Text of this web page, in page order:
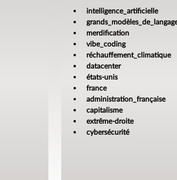
intelligence_artificielle
merdification
vibe_coding
réchauffement_climatique
datacenter
états-unis
france
administration_française
capitalisme
extrême-droite
cybersécurité